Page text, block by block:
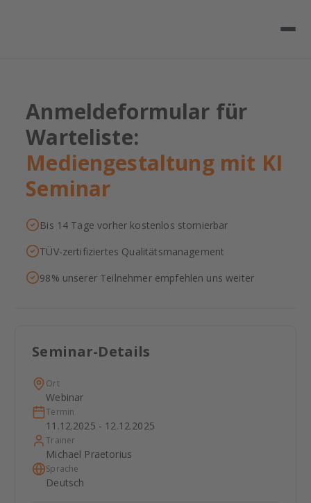
Anmeldeformular für
Warteliste:
Mediengestaltung mit KI
Seminar
Bis 14 Tage vorher kostenlos stornierbar
TÜV-zertifiziertes Qualitätsmanagement
98% unserer Teilnehmer empfehlen uns weiter
Seminar-Details
Ort
Webinar
Termin
11.12.2025 - 12.12.2025
Trainer
Michael Praetorius
Sprache
Deutsch